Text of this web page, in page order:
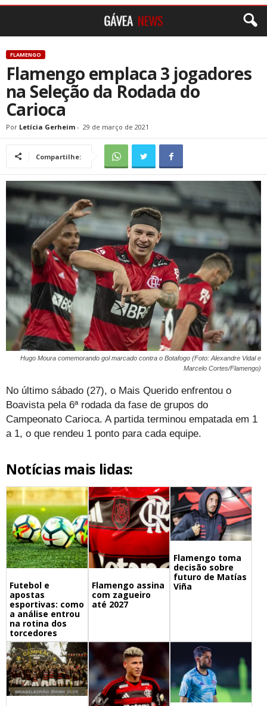
FLAMENGO
Flamengo emplaca 3 jogadores
na Seleção da Rodada do
Carioca
Por Letícia Gerheim - 29 de março de 2021
Compartilhe:
Hugo Moura comemorando gol marcado contra o Botafogo (Foto: Alexandre Vidal e
Marcelo Cortes/Flamengo)
No último sábado (27), o Mais Querido enfrentou o
Boavista pela 6ª rodada da fase de grupos do
Campeonato Carioca. A partida terminou empatada em 1
a 1, o que rendeu 1 ponto para cada equipe.
Notícias mais lidas:
Futebol e
apostas
esportivas: como
a análise entrou
na rotina dos
torcedores
Flamengo assina
com zagueiro
até 2027
Flamengo toma
decisão sobre
futuro de Matías
Viña